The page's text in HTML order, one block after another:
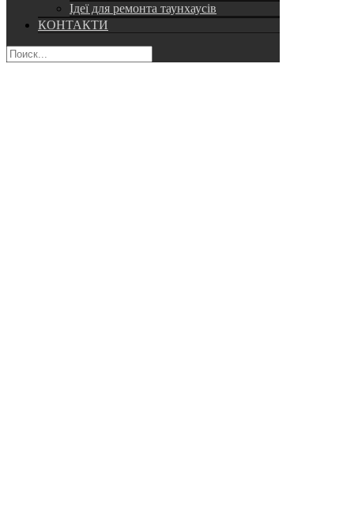
Ідеї для ремонта таунхаусів
КОНТАКТИ